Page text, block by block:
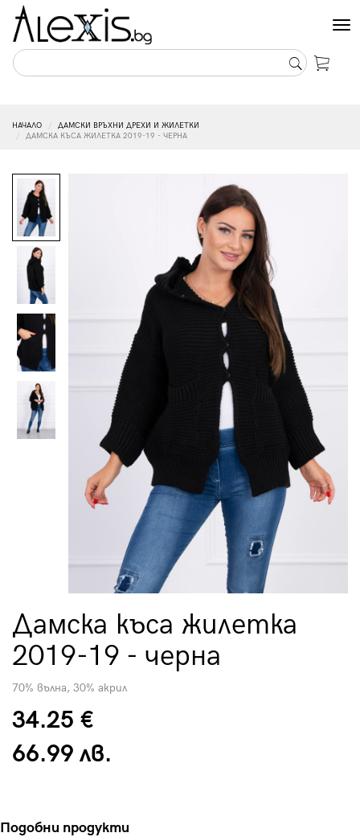
НАЧАЛО
ДАМСКИ ВРЪХНИ ДРЕХИ И ЖИЛЕТКИ
ДАМСКА КЪСА ЖИЛЕТКА 2019-19 - ЧЕРНА
Дамска къса жилетка
2019-19 - черна
70% вълна, 30% акрил
34.25 €
66.99 лв.
Подобни продукти